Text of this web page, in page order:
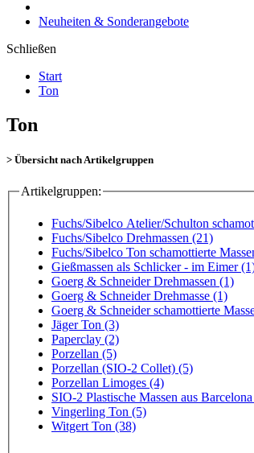
Neuheiten & Sonderangebote
Schließen
Start
Ton
Ton
> Übersicht nach Artikelgruppen
Artikelgruppen:
Fuchs/Sibelco Atelier/Schulton
Fuchs/Sibelco Drehmassen (21)
Fuchs/Sibelco Ton schamottierte
Gießmassen als Schlicker - im Eimer
Goerg & Schneider Drehmassen (1)
Goerg & Schneider Drehmasse (1)
Goerg & Schneider schamottierte
Jäger Ton (3)
Paperclay (2)
Porzellan (5)
Porzellan (SIO-2 Collet) (5)
Porzellan Limoges (4)
SIO-2 Plastische Massen aus
Vingerling Ton (5)
Witgert Ton (38)